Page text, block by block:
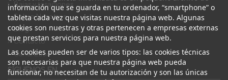
Bajas y tasaciones
Sobre Nosotros
Blog
Contacto
Canal Ético
información que se guarda en tu ordenador, “smartphone” o
tableta cada vez que visitas nuestra página web. Algunas
cookies son nuestras y otras pertenecen a empresas externas
que prestan servicios para nuestra página web.
Las cookies pueden ser de varios tipos: las cookies técnicas
son necesarias para que nuestra página web pueda
funcionar, no necesitan de tu autorización y son las únicas
SÍGUENOS EN